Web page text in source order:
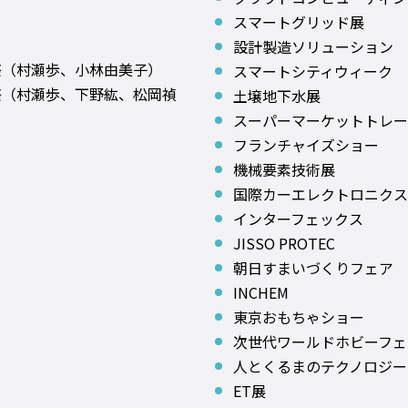
村瀬歩、小林由美子）
村瀬歩、下野紘、松岡禎
スマートグリッド展
設計製造ソリューション
スマートシティウィーク
土壌地下水展
スーパーマーケットトレ
フランチャイズショー
機械要素技術展
国際カーエレクトロニク
インターフェックス
JISSO PROTEC
朝日すまいづくりフェア
INCHEM
東京おもちゃショー
次世代ワールドホビーフ
人とくるまのテクノロジー
ET展